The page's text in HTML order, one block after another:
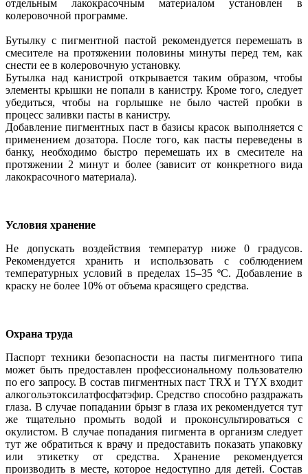
отдельным лакокрасочным материалом установлен в
колеровочной программе.
Бутылку с пигментной пастой рекомендуется перемешать в
смесителе на протяжении половины минуты перед тем, как
снести ее в колеровочную установку.
Бутылка над канистрой открывается таким образом, чтобы
элементы крышки не попали в канистру. Кроме того, следует
убедиться, чтобы на горлышке не было частей пробки в
процесс заливки пасты в канистру.
Добавление пигментных паст в базисы красок выполняется с
применением дозатора. После того, как пасты переведены в
банку, необходимо быстро перемешать их в смесителе на
протяжении 2 минут и более (зависит от конкретного вида
лакокрасочного материала).
Условия хранение
Не допускать воздействия температур ниже 0 градусов.
Рекомендуется хранить и использовать с соблюдением
температурных условий в пределах 15–35 ºС. Добавление в
краску не более 10% от объема красящего средства.
Охрана труда
Паспорт техники безопасности на пасты пигментного типа
может быть предоставлен профессиональному пользователю
по его запросу. В состав пигментных паст TRX и TYX входит
алкогольэтоксилатфосфатэфир. Средство способно раздражать
глаза. В случае попадании брызг в глаза их рекомендуется тут
же тщательно промыть водой и проконсультироваться с
окулистом. В случае попадания пигмента в организм следует
тут же обратиться к врачу и предоставить показать упаковку
или этикетку от средства. Хранение рекомендуется
производить в месте, которое недоступно для детей. Состав